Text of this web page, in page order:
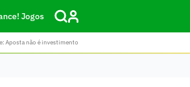
Jogos
Aposta não é investimento